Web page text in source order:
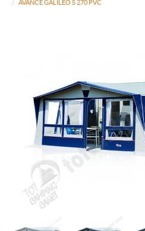
AVANCE GALILEO S 270 PVC